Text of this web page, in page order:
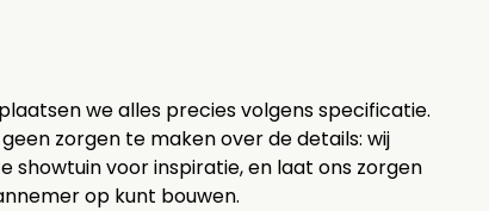
we alles precies volgens specificatie.
zorgen te maken over de details: wij
voor inspiratie, en laat ons zorgen
op kunt bouwen.